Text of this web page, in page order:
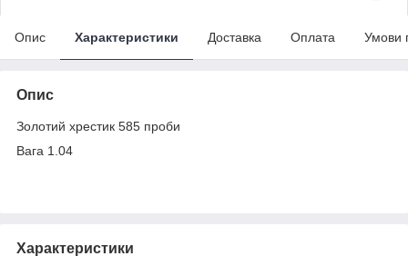
Опис Характеристики Доставка Оплата Умови
Опис
Золотий хрестик 585 проби
Вага 1.04
Характеристики